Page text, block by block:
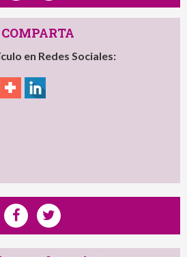
COMPARTA
en Redes Sociales: